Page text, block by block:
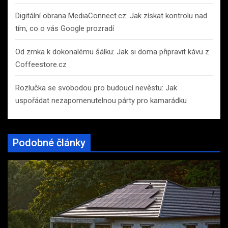
Digitální obrana MediaConnect.cz: Jak získat kontrolu nad
tím, co o vás Google prozradí
Od zrnka k dokonalému šálku: Jak si doma připravit kávu z
Coffeestore.cz
Rozlučka se svobodou pro budoucí nevěstu: Jak
uspořádat nezapomenutelnou párty pro kamarádku
Podobné články